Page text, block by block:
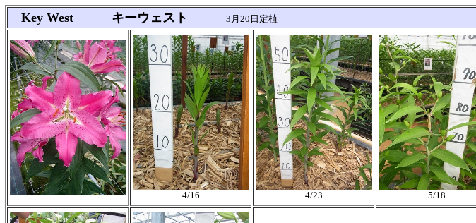
Key West キーウェスト 3月20日定植
4/16 4/23 5/18